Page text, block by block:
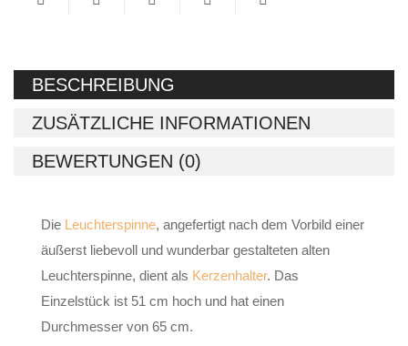
BESCHREIBUNG
ZUSÄTZLICHE INFORMATIONEN
BEWERTUNGEN (0)
Die Leuchterspinne, angefertigt nach dem Vorbild einer
äußerst liebevoll und wunderbar gestalteten alten
Leuchterspinne, dient als Kerzenhalter. Das
Einzelstück ist 51 cm hoch und hat einen
Durchmesser von 65 cm.